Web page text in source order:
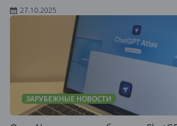
27.10.2025
ЗАРУБЕЖНЫЕ НОВОСТИ